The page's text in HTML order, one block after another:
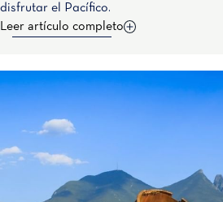
disfrutar el Pacífico.
Leer artículo completo